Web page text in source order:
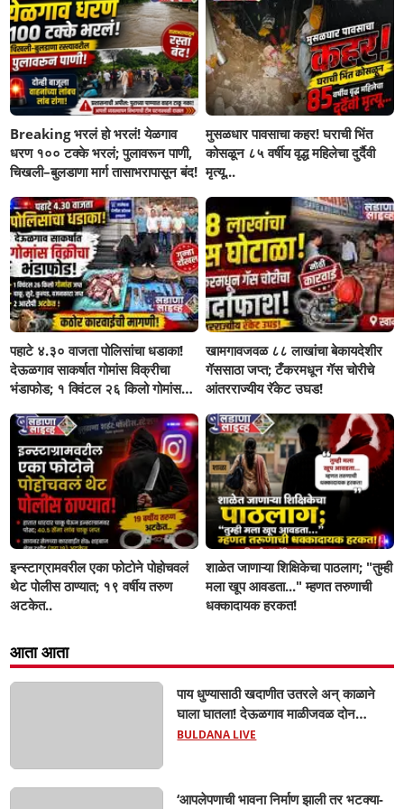
Breaking भरलं हो भरलं! येळगाव
धरण १०० टक्के भरलं; पुलावरून पाणी,
चिखली–बुलडाणा मार्ग तासाभरापासून बंद!
मुसळधार पावसाचा कहर! घराची भिंत
कोसळून ८५ वर्षीय वृद्ध महिलेचा दुर्दैवी
मृत्यू...
पहाटे ४.३० वाजता पोलिसांचा धडाका!
देऊळगाव साकर्षात गोमांस विक्रीचा
भंडाफोड; १ क्विंटल २६ किलो गोमांस
खामगावजवळ ८८ लाखांचा बेकायदेशीर
गॅससाठा जप्त; टँकरमधून गॅस चोरीचे
आंतरराज्यीय रॅकेट उघड!
इन्स्टाग्रामवरील एका फोटोने पोहोचवलं
थेट पोलीस ठाण्यात; १९ वर्षीय तरुण
अटकेत..
शाळेत जाणाऱ्या शिक्षिकेचा पाठलाग; "तुम्ही
मला खूप आवडता..." म्हणत तरुणाची
धक्कादायक हरकत!
आता आता
पाय धुण्यासाठी खदाणीत उतरले अन् काळाने
घाला घातला! देऊळगाव माळीजवळ दोन
चिमुकल्यांचा बुडून दुर्दैवी मृत्यू; कोराडी प्रकल्प
BULDANA LIVE
‘आपलेपणाची भावना निर्माण झाली तर भटक्या-